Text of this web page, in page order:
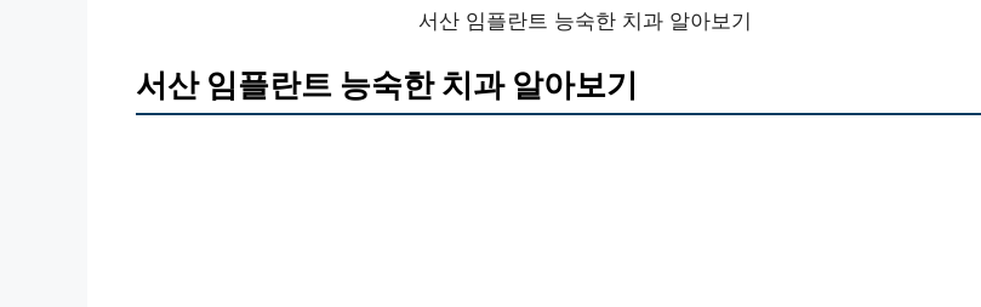
서산 임플란트 능숙한 치과 알아보기
서산 임플란트 능숙한 치과 알아보기